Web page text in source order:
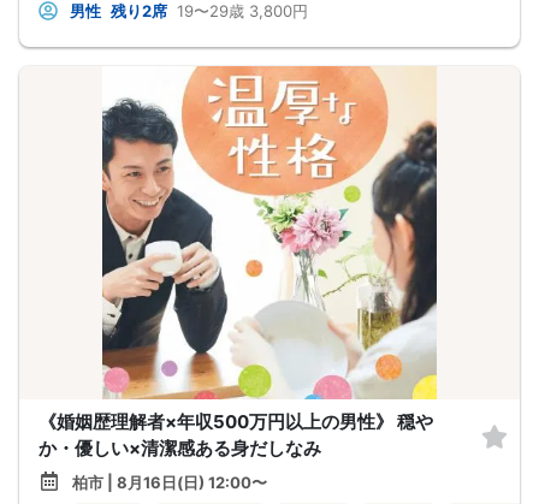
男性 残り2席 19〜29歳 3,800円
《婚姻歴理解者×年収500万円以上の男性》 穏や
か・優しい×清潔感ある身だしなみ
柏市 | 8月16日(日) 12:00〜